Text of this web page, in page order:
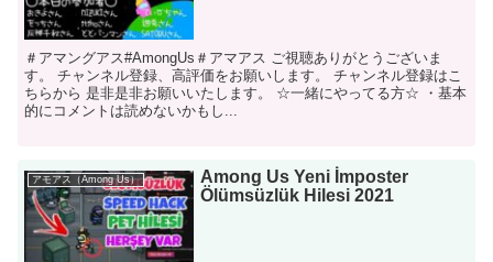
＃アマングアス#AmongUs＃アマアス ご視聴ありがとうございま
す。 チャンネル登録、高評価をお願いします。 チャンネル登録はこ
ちらから 是非是非お願いいたします。 ☆一緒にやってる方☆ ・基本
的にコメントは読めないかもし...
アモアス（Among Us）
Among Us Yeni İmposter
Ölümsüzlük Hilesi 2021